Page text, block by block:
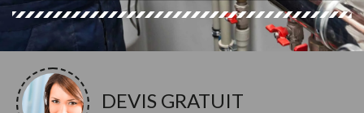
DEVIS GRATUIT